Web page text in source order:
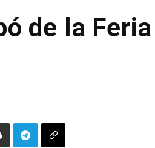
de la Feria